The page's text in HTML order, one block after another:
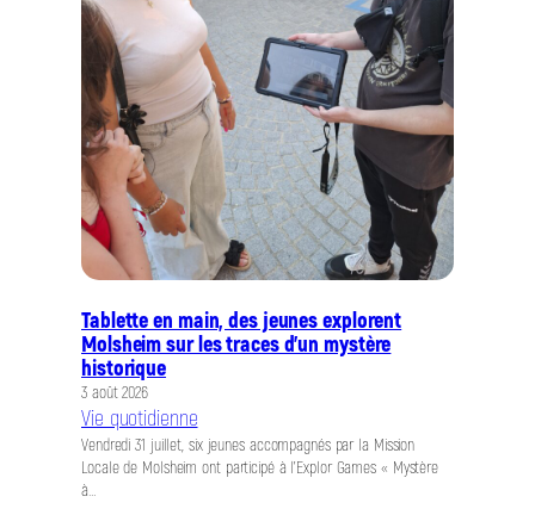
Tablette en main, des jeunes explorent
Molsheim sur les traces d’un mystère
historique
3 août 2026
Vie quotidienne
Vendredi 31 juillet, six jeunes accompagnés par la Mission
Locale de Molsheim ont participé à l’Explor Games « Mystère
à…